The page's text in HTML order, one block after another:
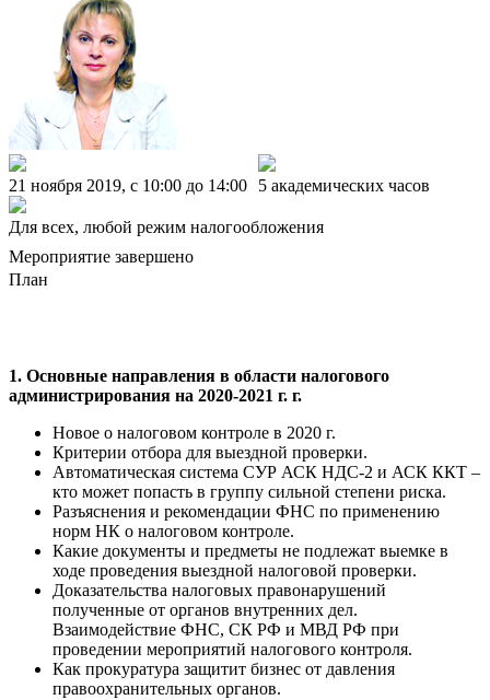
21 ноября 2019, c 10:00 до 14:00 5 академических часов
Для всех, любой режим налогообложения
Мероприятие завершено
План
1. Основные направления в области налогового
администрирования на 2020-2021 г. г.
Новое о налоговом контроле в 2020 г.
Критерии отбора для выездной проверки.
Автоматическая система СУР АСК НДС-2 и АСК ККТ –
кто может попасть в группу сильной степени риска.
Разъяснения и рекомендации ФНС по применению
норм НК о налоговом контроле.
Какие документы и предметы не подлежат выемке в
ходе проведения выездной налоговой проверки.
Доказательства налоговых правонарушений
полученные от органов внутренних дел.
Взаимодействие ФНС, СК РФ и МВД РФ при
проведении мероприятий налогового контроля.
Как прокуратура защитит бизнес от давления
правоохранительных органов.